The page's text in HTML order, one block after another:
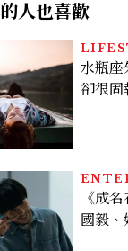
人也喜歡
水瓶座
卻很固
《成
國毅、